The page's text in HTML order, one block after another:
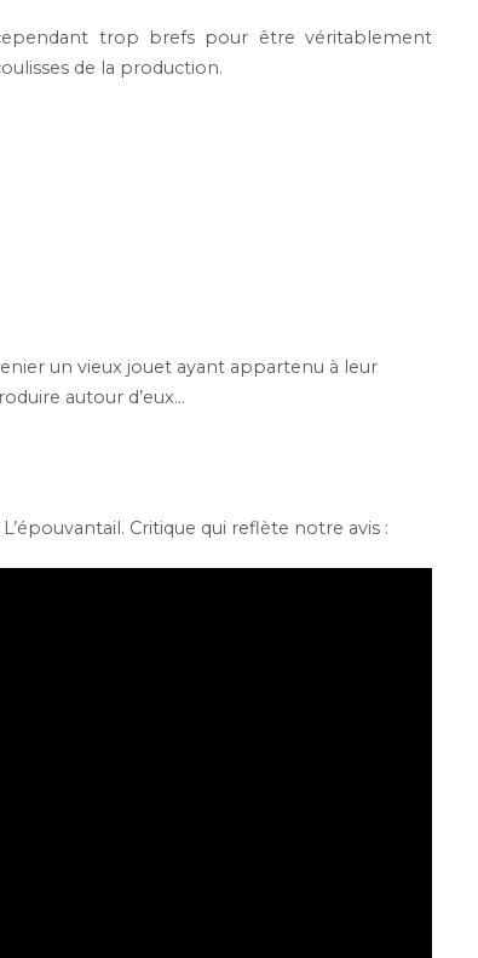
trop brefs pour être véritablement
de la production.
un vieux jouet ayant appartenu à leur
autour d’eux…
Critique qui reflète notre avis :